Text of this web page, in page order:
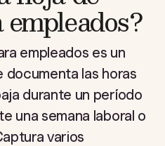
empleados es un
las horas
durante un período
una semana laboral o
varios